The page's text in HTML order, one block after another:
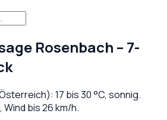
Rosenbach – 7-
): 17 bis30°C, sonnig.
Wind bis26km/h.